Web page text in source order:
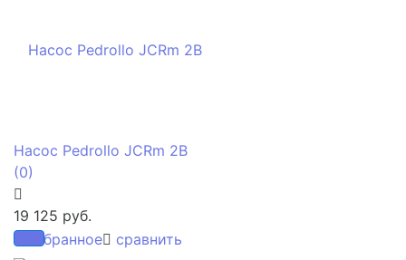
избранное сравнить
Насос Pedrollo JCRm 2B
(0)
19 125 руб.